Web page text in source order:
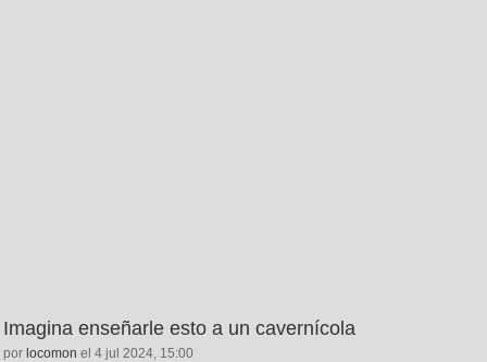
Imagina enseñarle esto a un cavernícola
por locomon el 4 jul 2024, 15:00